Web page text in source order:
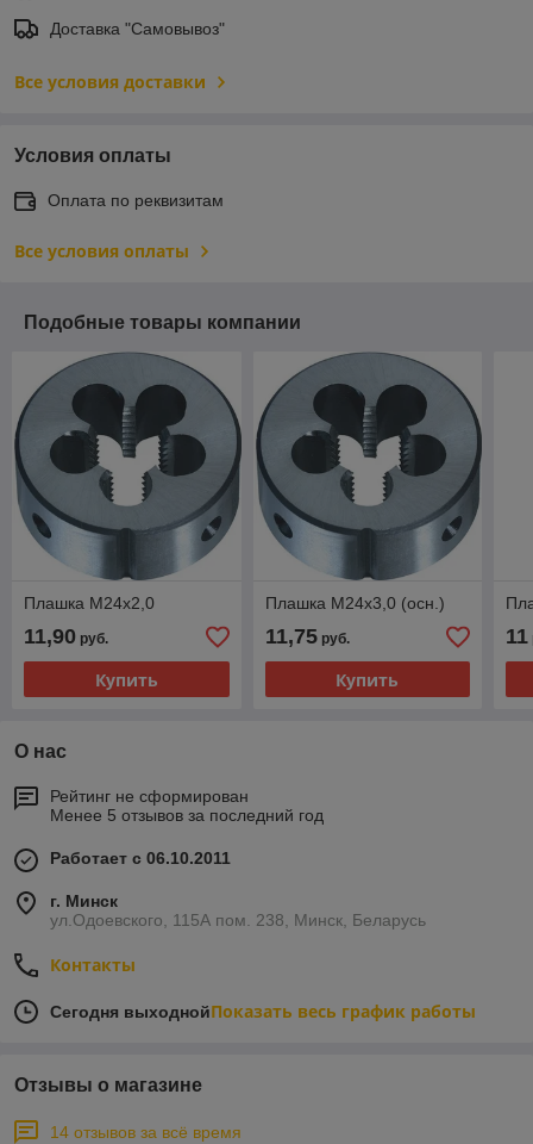
Доставка "Самовывоз"
Все условия доставки
Условия оплаты
Оплата по реквизитам
Все условия оплаты
Подобные товары компании
Плашка М24х2,0
11,90 руб.
Купить
Плашка М24х3,0 (осн.)
11,75руб.
Купить
11
О нас
Рейтинг не сформирован
Менее 5 отзывов за последний год
Работает с 06.10.2011
г. Минск
ул.Одоевского, 115А пом. 238, Минск, Беларусь
Контакты
Сегодня выходнойПоказать весь график работы
Отзывы о магазине
14 отзывов за всё время